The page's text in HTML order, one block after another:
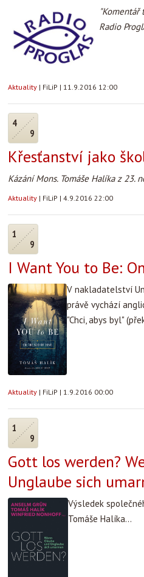
"Komentář
Radio
Aktuality | FiLiP | 11.9.2016 12:00
4
9
Křesťanství jako
Kázání Mons. Tomáše Halíka z 23.
Aktuality | FiLiP | 4.9.2016 22:00
1
9
I Want You to Be:
V nakladatelství
právě vychází
"Chci, abys byl"
Aktuality | FiLiP | 1.9.2016 00:00
1
9
Gott los werden?
Unglaube sich
Výsledek
Tomáše Halíka...